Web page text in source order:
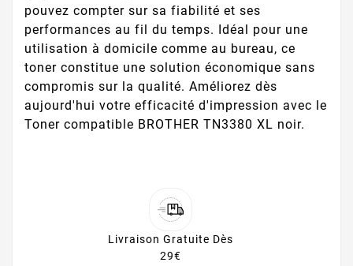
pouvez compter sur sa fiabilité et ses
performances au fil du temps. Idéal pour une
utilisation à domicile comme au bureau, ce
toner constitue une solution économique sans
compromis sur la qualité. Améliorez dès
aujourd'hui votre efficacité d'impression avec le
Toner compatible BROTHER TN3380 XL noir.
Livraison Gratuite Dès
29€